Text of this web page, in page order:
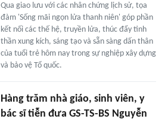
Qua giao lưu với các nhân chứng lịch sử, tọa
đàm 'Sống mãi ngọn lửa thanh niên' góp phần
kết nối các thế hệ, truyền lửa, thúc đẩy tinh
thần xung kích, sáng tạo và sẵn sàng dấn thân
của tuổi trẻ hôm nay trong sự nghiệp xây dựng
và bảo vệ Tổ quốc.
Hàng trăm nhà giáo, sinh viên, y
bác sĩ tiễn đưa GS-TS-BS Nguyễn